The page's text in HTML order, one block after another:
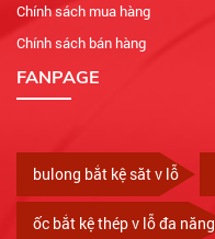
Chính sách mua hàng
Chính sách bán hàng
FANPAGE
bulong bắt kệ săt v lỗ
ốc bắt kệ thép v lỗ đa năng